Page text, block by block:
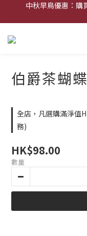
中秋早鳥優
中秋早鳥優惠：購
網店限
伯爵茶蝴
全店，凡選購滿淨值
務)
HK$98.00
數量